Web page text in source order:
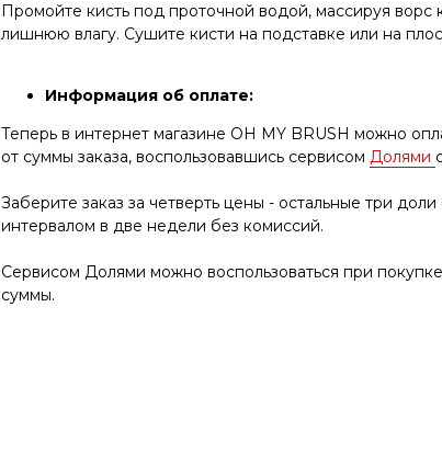
Промойте кисть под проточной водой, массируя ворс
лишнюю влагу. Сушите кисти на подставке или на
Информация об оплате:
Теперь в интернет магазине OH MY BRUSH можно
от суммы заказа, воспользовавшись сервисом Долями
Заберите заказ за четверть цены - остальные три
интервалом в две недели без комиссий.
Сервисом Долями можно воспользоваться при
суммы.